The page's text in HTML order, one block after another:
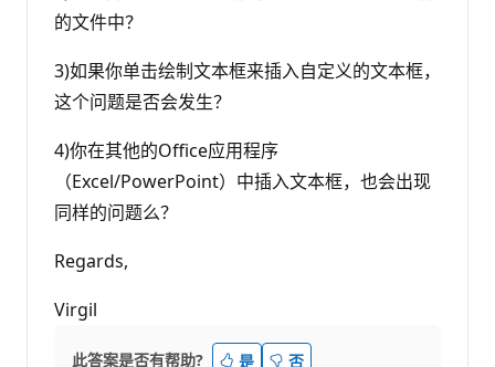
的文件中？
3)如果你单击绘制文本框来插入自定义的文本框，
这个问题是否会发生？
4)你在其他的Office应用程序
（Excel/PowerPoint）中插入文本框，也会出现
同样的问题么？
Regards,
Virgil
此答案是否有帮助? 是 否